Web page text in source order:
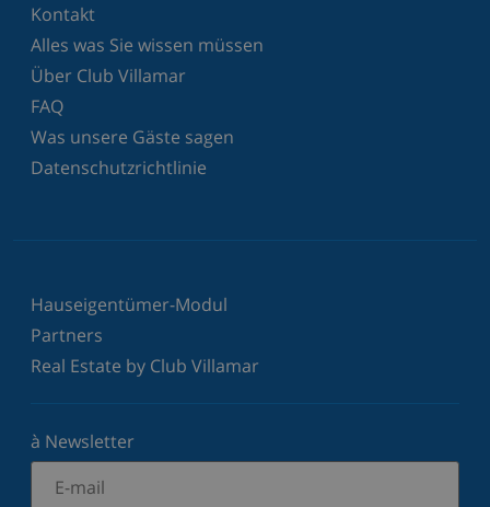
Kontakt
Alles was Sie wissen müssen
Über Club Villamar
FAQ
Was unsere Gäste sagen
Datenschutzrichtlinie
Hauseigentümer-Modul
Partners
Real Estate by Club Villamar
à Newsletter